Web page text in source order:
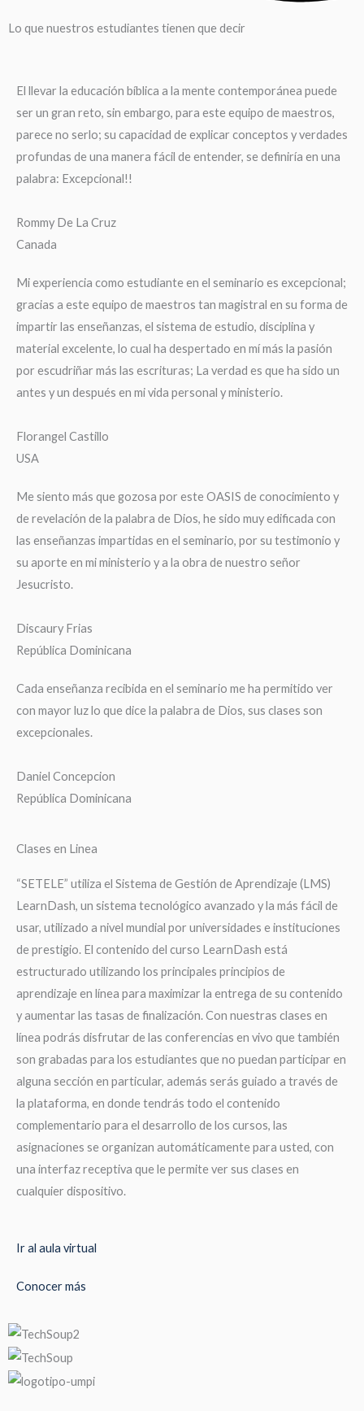
Lo que nuestros estudiantes tienen que decir
El llevar la educación bíblica a la mente contemporánea puede
ser un gran reto, sin embargo, para este equipo de maestros,
parece no serlo; su capacidad de explicar conceptos y verdades
profundas de una manera fácil de entender, se definiría en una
palabra: Excepcional!!
Rommy De La Cruz
Canada
Mi experiencia como estudiante en el seminario es excepcional;
gracias a este equipo de maestros tan magistral en su forma de
impartir las enseñanzas, el sistema de estudio, disciplina y
material excelente, lo cual ha despertado en mí más la pasión
por escudriñar más las escrituras; La verdad es que ha sido un
antes y un después en mi vida personal y ministerio.
Florangel Castillo
USA
Me siento más que gozosa por este OASIS de conocimiento y
de revelación de la palabra de Dios, he sido muy edificada con
las enseñanzas impartidas en el seminario, por su testimonio y
su aporte en mi ministerio y a la obra de nuestro señor
Jesucristo.
Discaury Frias
República Dominicana
Cada enseñanza recibida en el seminario me ha permitido ver
con mayor luz lo que dice la palabra de Dios, sus clases son
excepcionales.
Daniel Concepcion
República Dominicana
Clases en Linea
“SETELE” utiliza el Sistema de Gestión de Aprendizaje (LMS)
LearnDash, un sistema tecnológico avanzado y la más fácil de
usar, utilizado a nivel mundial por universidades e instituciones
de prestigio. El contenido del curso LearnDash está
estructurado utilizando los principales principios de
aprendizaje en línea para maximizar la entrega de su contenido
y aumentar las tasas de finalización. Con nuestras clases en
línea podrás disfrutar de las conferencias en vivo que también
son grabadas para los estudiantes que no puedan participar en
alguna sección en particular, además serás guiado a través de
la plataforma, en donde tendrás todo el contenido
complementario para el desarrollo de los cursos, las
asignaciones se organizan automáticamente para usted, con
una interfaz receptiva que le permite ver sus clases en
cualquier dispositivo.
Ir al aula virtual
Conocer más